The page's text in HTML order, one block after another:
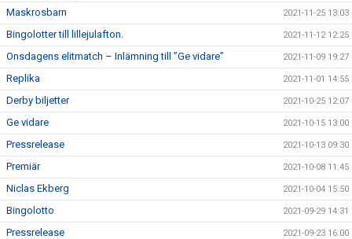
Maskrosbarn 2021-11-25 13:03
Bingolotter till lillejulafton. 2021-11-12 12:25
Onsdagens elitmatch – Inlämning till ”Ge vidare” 2021-11-09 19:27
Replika 2021-11-01 14:55
Derby biljetter 2021-10-25 12:07
Ge vidare 2021-10-15 13:00
Pressrelease 2021-10-13 09:30
Premiär 2021-10-08 11:45
Niclas Ekberg 2021-10-04 15:50
Bingolotto 2021-09-29 14:31
Pressrelease 2021-09-23 16:00